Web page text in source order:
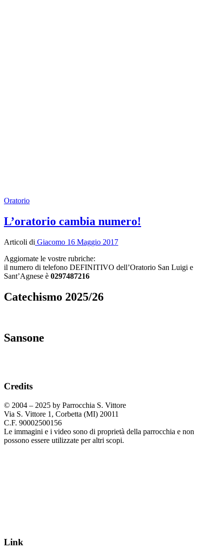
Oratorio
L’oratorio cambia numero!
Articoli di Giacomo 16 Maggio 2017
Aggiornate le vostre rubriche:
il numero di telefono DEFINITIVO dell’Oratorio San Luigi e
Sant’Agnese è 0297487216
Catechismo 2025/26
Sansone
Credits
© 2004 – 2025 by Parrocchia S. Vittore
Via S. Vittore 1, Corbetta (MI) 20011
C.F. 90002500156
Le immagini e i video sono di proprietà della parrocchia e non
possono essere utilizzate per altri scopi.
Link